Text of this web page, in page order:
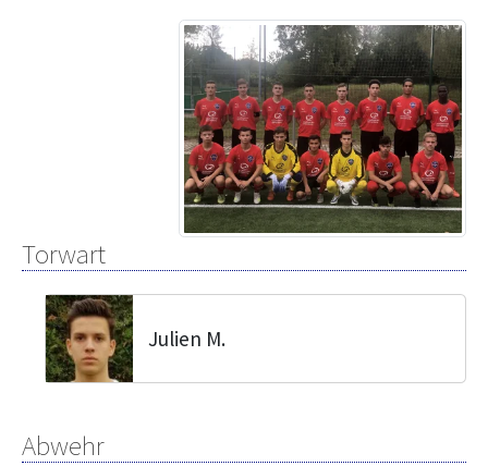
Torwart
Julien M.
Abwehr